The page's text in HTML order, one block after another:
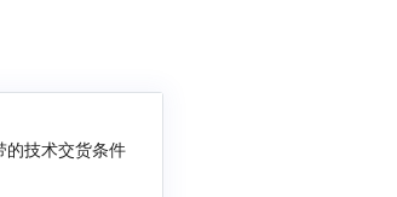
的技术交货条件